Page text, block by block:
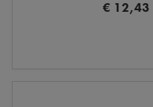
€ 12,43